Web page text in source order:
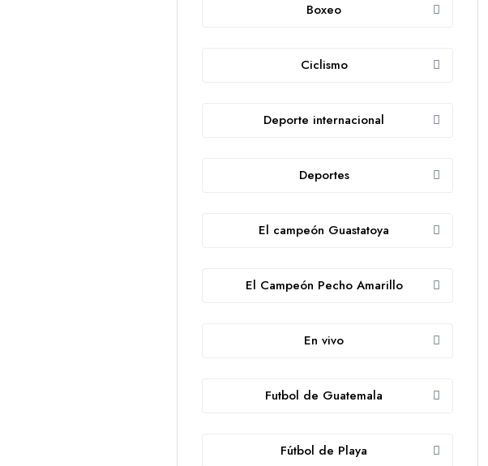
Boxeo
Ciclismo
Deporte internacional
Deportes
El campeón Guastatoya
El Campeón Pecho Amarillo
En vivo
Futbol de Guatemala
Fútbol de Playa